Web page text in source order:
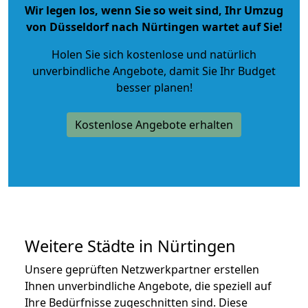
Wir legen los, wenn Sie so weit sind, Ihr Umzug
von Düsseldorf nach Nürtingen wartet auf Sie!
Holen Sie sich kostenlose und natürlich
unverbindliche Angebote, damit Sie Ihr Budget
besser planen!
Kostenlose Angebote erhalten
Weitere Städte in Nürtingen
Unsere geprüften Netzwerkpartner erstellen
Ihnen unverbindliche Angebote, die speziell auf
Ihre Bedürfnisse zugeschnitten sind. Diese